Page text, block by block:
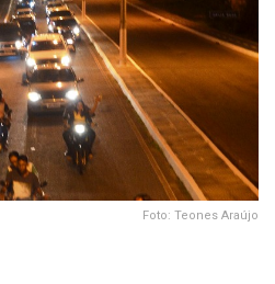
Foto: Teones Araújo